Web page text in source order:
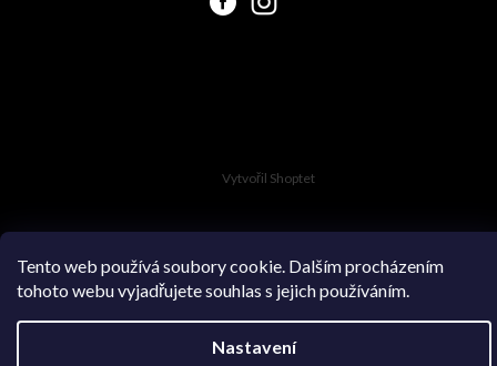
Tento web používá soubory cookie. Dalším procházením
tohoto webu vyjadřujete souhlas s jejich používáním.
Nastavení
Vytvořil Shoptet
Copyright 2026Swimsuit.cz. Všechna práva vyhrazena.